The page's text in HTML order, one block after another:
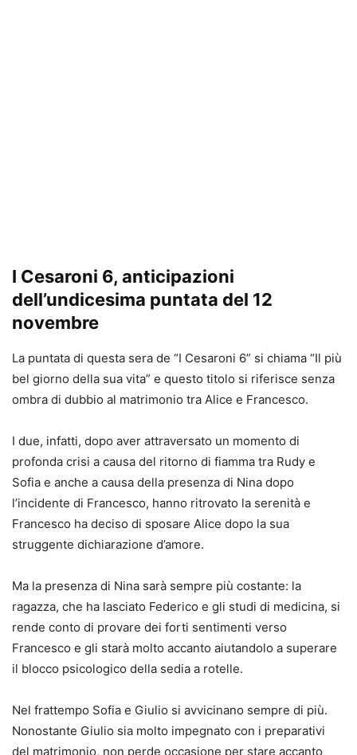
I Cesaroni 6, anticipazioni
dell’undicesima puntata del 12
novembre
La puntata di questa sera de “I Cesaroni 6” si chiama “Il più
bel giorno della sua vita” e questo titolo si riferisce senza
ombra di dubbio al matrimonio tra Alice e Francesco.
I due, infatti, dopo aver attraversato un momento di
profonda crisi a causa del ritorno di fiamma tra Rudy e
Sofia e anche a causa della presenza di Nina dopo
l’incidente di Francesco, hanno ritrovato la serenità e
Francesco ha deciso di sposare Alice dopo la sua
struggente dichiarazione d’amore.
Ma la presenza di Nina sarà sempre più costante: la
ragazza, che ha lasciato Federico e gli studi di medicina, si
rende conto di provare dei forti sentimenti verso
Francesco e gli starà molto accanto aiutandolo a superare
il blocco psicologico della sedia a rotelle.
Nel frattempo Sofia e Giulio si avvicinano sempre di più.
Nonostante Giulio sia molto impegnato con i preparativi
del matrimonio, non perde occasione per stare accanto